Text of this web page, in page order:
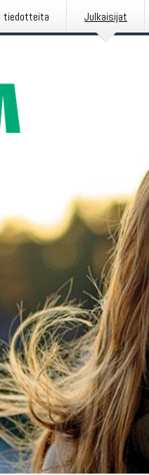
tiedotteita Julkaisijat